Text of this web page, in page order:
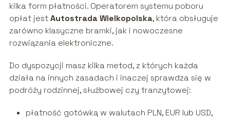
kilka form płatności. Operatorem systemu poboru
opłat jestAutostrada Wielkopolska, która obsługuje
zarówno klasyczne bramki, jak i nowoczesne
rozwiązania elektroniczne.
Do dyspozycji masz kilka metod, z których każda
działa na innych zasadach i inaczej sprawdza się w
podróży rodzinnej, służbowej czy tranzytowej:
płatność gotówką w walutach PLN, EUR lub USD,